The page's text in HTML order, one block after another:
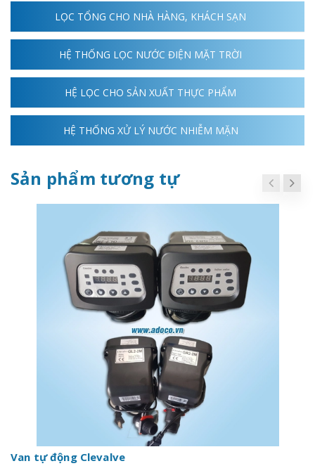
LỌC TỔNG CHO NHÀ HÀNG, KHÁCH SẠN
HỆ THỐNG LỌC NƯỚC ĐIỆN MẶT TRỜI
HỆ LỌC CHO SẢN XUẤT THỰC PHẨM
HỆ THỐNG XỬ LÝ NƯỚC NHIỄM MẶN
Sản phẩm tương tự
Van tự động Clevalve